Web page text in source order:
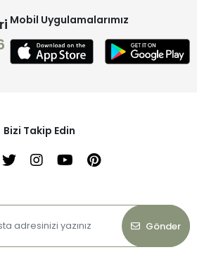
Mobil Uygulamalarımız
Bizi Takip Edin
Gönder